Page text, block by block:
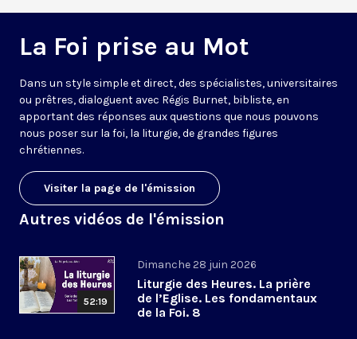
La Foi prise au Mot
Dans un style simple et direct, des spécialistes, universitaires
ou prêtres, dialoguent avec Régis Burnet, bibliste, en
apportant des réponses aux questions que nous pouvons
nous poser sur la foi, la liturgie, de grandes figures
chrétiennes.
Visiter la page de l'émission
Autres vidéos de l'émission
52:19
Dimanche 28 juin 2026
Liturgie des Heures. La prière
de l’Eglise. Les fondamentaux
de la Foi. 8